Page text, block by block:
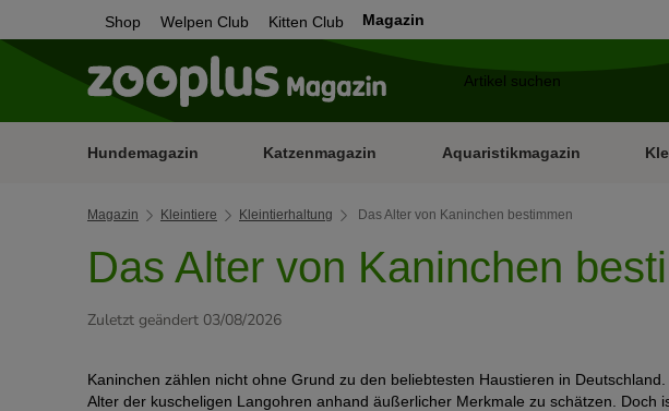
Shop Welpen Club Kitten Club Magazin
Hundemagazin Katzenmagazin Aquaristikmagazin
Magazin Kleintiere Kleintierhaltung Das Alter von Kaninchen bestimmen
Das Alter von Kaninchen
Zuletzt geändert 03/08/2026
Kaninchen zählen nicht ohne Grund zu den beliebtesten Haustieren in
Alter der kuscheligen Langohren anhand äußerlicher Merkmale zu schätzen. Doch